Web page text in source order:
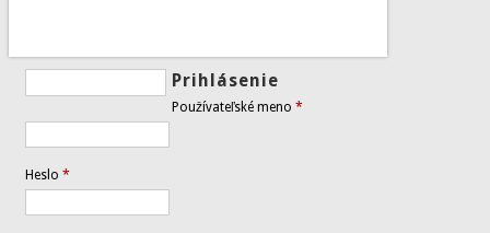
Prihlásenie
Používateľské meno*
Heslo*